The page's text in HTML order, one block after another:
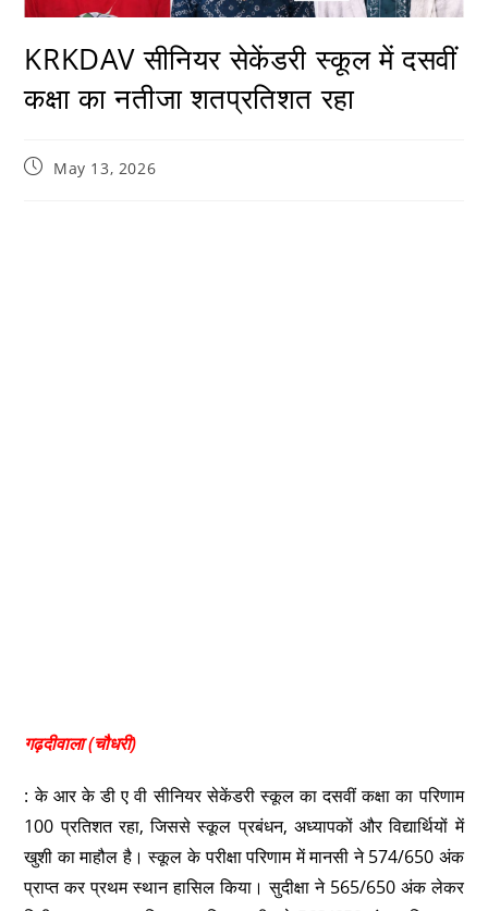
KRKDAV सीनियर सेकेंडरी स्कूल में दसवीं
कक्षा का नतीजा शतप्रतिशत रहा
May 13, 2026
गढ़दीवाला (चौधरी)
: के आर के डी ए वी सीनियर सेकेंडरी स्कूल का दसवीं कक्षा का परिणाम
100 प्रतिशत रहा, जिससे स्कूल प्रबंधन, अध्यापकों और विद्यार्थियों में
खुशी का माहौल है। स्कूल के परीक्षा परिणाम में मानसी ने 574/650 अंक
प्राप्त कर प्रथम स्थान हासिल किया। सुदीक्षा ने 565/650 अंक लेकर